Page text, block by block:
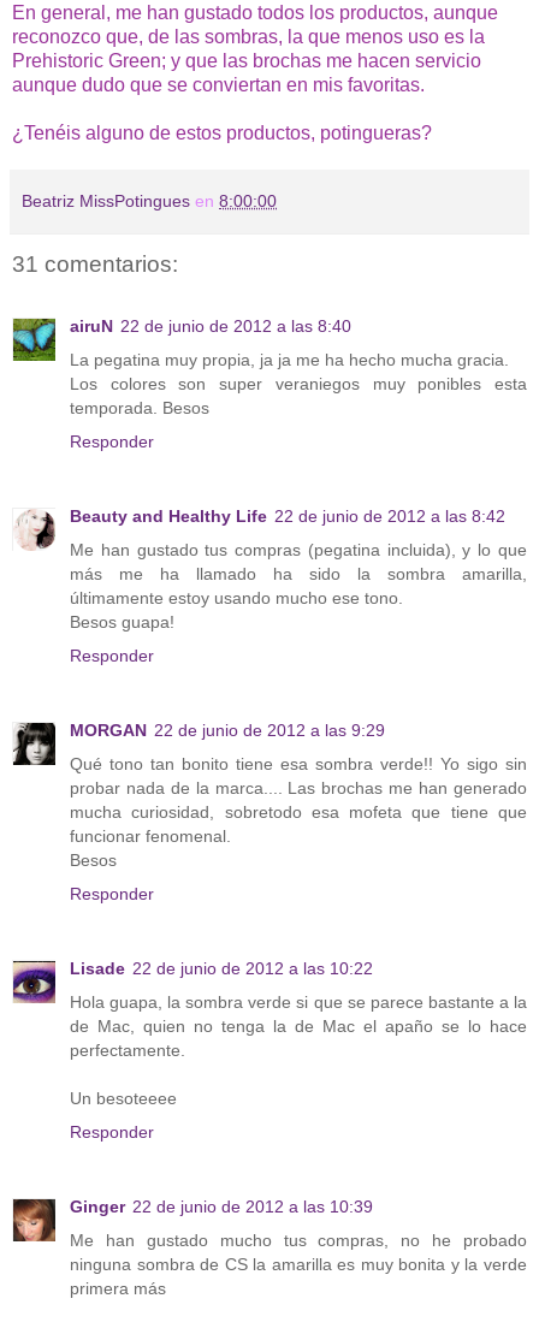
En general, me han gustado todos los productos, aunque
reconozco que, de las sombras, la que menos uso es la
Prehistoric Green; y que las brochas me hacen servicio
aunque dudo que se conviertan en mis favoritas.
¿Tenéis alguno de estos productos, potingueras?
Beatriz MissPotingues en 8:00:00
31 comentarios:
airuN 22 de junio de 2012 a las 8:40
La pegatina muy propia, ja ja me ha hecho mucha gracia.
Los colores son super veraniegos muy ponibles esta
temporada. Besos
Responder
Beauty and Healthy Life 22 de junio de 2012 a las 8:42
Me han gustado tus compras (pegatina incluida), y lo que
más me ha llamado ha sido la sombra amarilla,
últimamente estoy usando mucho ese tono.
Besos guapa!
Responder
MORGAN 22 de junio de 2012 a las 9:29
Qué tono tan bonito tiene esa sombra verde!! Yo sigo sin
probar nada de la marca.... Las brochas me han generado
mucha curiosidad, sobretodo esa mofeta que tiene que
funcionar fenomenal.
Besos
Responder
Lisade 22 de junio de 2012 a las 10:22
Hola guapa, la sombra verde si que se parece bastante a la
de Mac, quien no tenga la de Mac el apaño se lo hace
perfectamente.
Un besoteeee
Responder
Ginger 22 de junio de 2012 a las 10:39
Me han gustado mucho tus compras, no he probado
ninguna sombra de CS la amarilla es muy bonita y la verde
primera más